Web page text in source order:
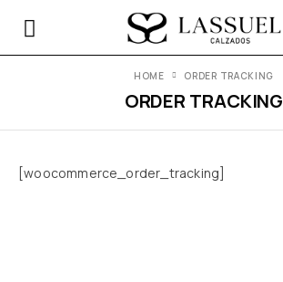
ORDER TRACKING
HOME ORDER TRACKING
[woocommerce_order_tracking]